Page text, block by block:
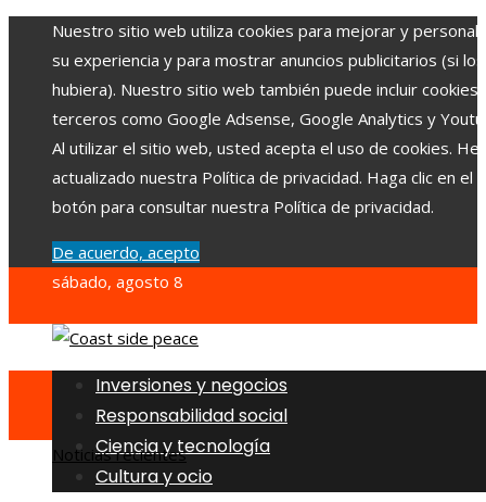
Nuestro sitio web utiliza cookies para mejorar y
su experiencia y para mostrar anuncios publicitarios (si los
hubiera). Nuestro sitio web también puede incluir cookies
terceros como Google Adsense, Google Analytics y
Al utilizar el sitio web, usted acepta el uso de cookies.
actualizado nuestra Política de privacidad. Haga clic en el
botón para consultar nuestra Política de privacidad.
De acuerdo, acepto
sábado, agosto 8
Inversiones y negocios
Responsabilidad social
Ciencia y tecnología
Cultura y ocio
Noticias recientes